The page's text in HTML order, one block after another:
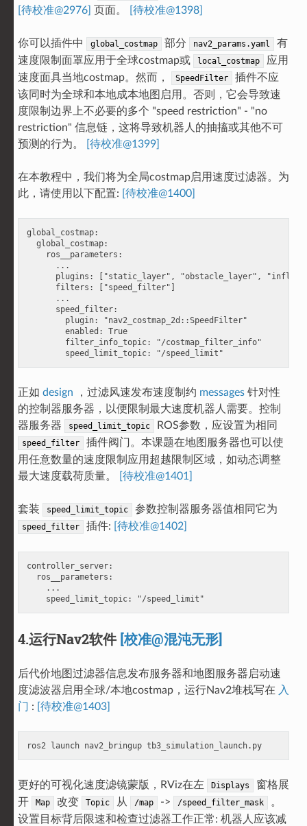
[待校准@2976]
页面。 [待校准@1398]
你可以插件中 global_costmap 部分 nav2_params.yaml
有
速度限制面罩应用于全球costmap或
local_costmap
应用
速度面具当地costmap。然而，
SpeedFilter
插件不应
该同时为全球和本地成本地图启用。否则，它会导致速
度限制边界上不必要的多个 "speed restriction" - "no
restriction" 信息链，这将导致机器人的抽搐或其他不可
预测的行为。
[待校准@1399]
在本教程中，我们将为全局costmap启用速度过滤器。为
此，请使用以下配置:
[待校准@1400]
global_costmap:
  global_costmap:
    ros__parameters:
      ...
plugins: ["static_layer", "obstacle_layer",
      filters: ["speed_filter"]
      ...
      speed_filter:
        plugin: "nav2_costmap_2d::SpeedFilter"
        enabled: True
        filter_info_topic: "/costmap_filter_info"
正如 design ，过滤风速发布速度制约 messages针对性
的控制器服务器，以便限制最大速度机器人需要。控制
器服务器
speed_limit_topic ROS参数，应设置为相同
speed_filter
插件阀门。本课题在地图服务器也可以使
用任意数量的速度限制应用超越限制区域，如动态调整
最大速度载荷质量。
[待校准@1401]
套装 speed_limit_topic 参数控制器服务器值相同它为
speed_filter 插件: [待校准@1402]
controller_server:
  ros__parameters:
    ...
4.运行Nav2软件 [校准@混沌无形]
后代价地图过滤器信息发布服务器和地图服务器启动速
度滤波器启用全球/本地costmap，运行Nav2堆栈写在 入
门 : [待校准@1403]
ros2 launch nav2_bringup tb3_simulation_launch.py
更好的可视化速度滤镜蒙版，RViz在左 Displays
窗格展
开
Map 改变 Topic 从 /map -> /speed_filter_mask
。
设置目标背后限速和检查过滤器工作正常: 机器人应该减